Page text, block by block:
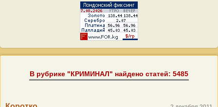
В рубрике "КРИМИНАЛ" найдено статей: 5485